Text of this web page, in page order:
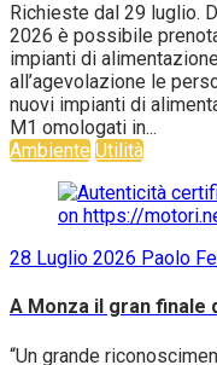
Richieste dal 29 luglio.
2026 è possibile
impianti di
all’agevolazione le
nuovi impianti di
M1 omologati in...
Ambiente Utilità
28 Luglio 2026 Paolo
A Monza il gran finale
“Un grande